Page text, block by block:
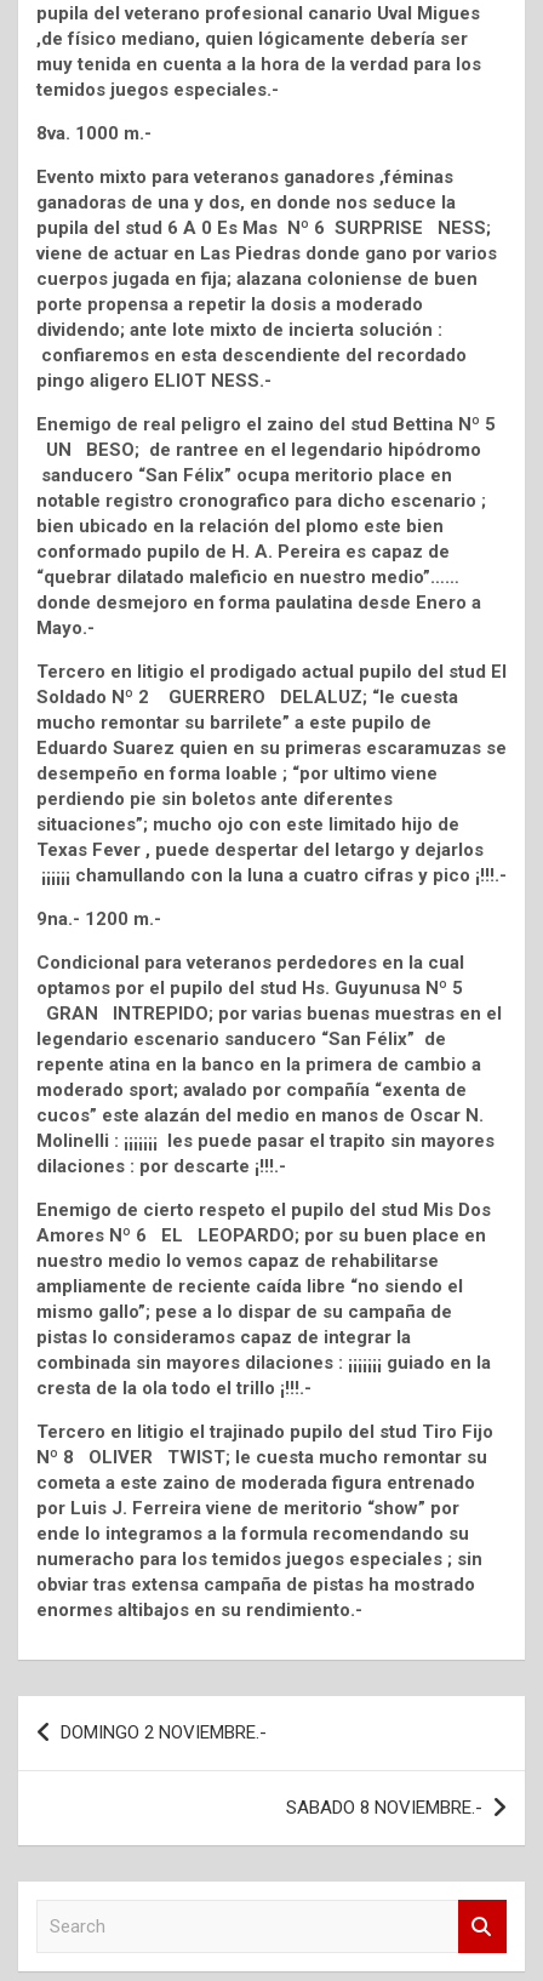
pupila del veterano profesional canario Uval Migues
,de físico mediano, quien lógicamente debería ser
muy tenida en cuenta a la hora de la verdad para los
temidos juegos especiales.-
8va. 1000 m.-
Evento mixto para veteranos ganadores ,féminas
ganadoras de una y dos, en donde nos seduce la
pupila del stud 6 A 0 Es Mas Nº 6 SURPRISE NESS;
viene de actuar en Las Piedras donde gano por varios
cuerpos jugada en fija; alazana coloniense de buen
porte propensa a repetir la dosis a moderado
dividendo; ante lote mixto de incierta solución :
confiaremos en esta descendiente del recordado
pingo aligero ELIOT NESS.-
Enemigo de real peligro el zaino del stud Bettina Nº 5
UN BESO; de rantree en el legendario hipódromo
sanducero “San Félix” ocupa meritorio place en
notable registro cronografico para dicho escenario ;
bien ubicado en la relación del plomo este bien
conformado pupilo de H. A. Pereira es capaz de
“quebrar dilatado maleficio en nuestro medio”……
donde desmejoro en forma paulatina desde Enero a
Mayo.-
Tercero en litigio el prodigado actual pupilo del stud El
Soldado Nº 2 GUERRERO DELALUZ; “le cuesta
mucho remontar su barrilete” a este pupilo de
Eduardo Suarez quien en su primeras escaramuzas se
desempeño en forma loable ; “por ultimo viene
perdiendo pie sin boletos ante diferentes
situaciones”; mucho ojo con este limitado hijo de
Texas Fever , puede despertar del letargo y dejarlos
¡¡¡¡¡¡ chamullando con la luna a cuatro cifras y pico ¡!!!.-
9na.- 1200 m.-
Condicional para veteranos perdedores en la cual
optamos por el pupilo del stud Hs. Guyunusa Nº 5
GRAN INTREPIDO; por varias buenas muestras en el
legendario escenario sanducero “San Félix” de
repente atina en la banco en la primera de cambio a
moderado sport; avalado por compañía “exenta de
cucos” este alazán del medio en manos de Oscar N.
Molinelli : ¡¡¡¡¡¡¡ les puede pasar el trapito sin mayores
dilaciones : por descarte ¡!!!.-
Enemigo de cierto respeto el pupilo del stud Mis Dos
Amores Nº 6 EL LEOPARDO; por su buen place en
nuestro medio lo vemos capaz de rehabilitarse
ampliamente de reciente caída libre “no siendo el
mismo gallo”; pese a lo dispar de su campaña de
pistas lo consideramos capaz de integrar la
combinada sin mayores dilaciones : ¡¡¡¡¡¡¡ guiado en la
cresta de la ola todo el trillo ¡!!!.-
Tercero en litigio el trajinado pupilo del stud Tiro Fijo
Nº 8 OLIVER TWIST; le cuesta mucho remontar su
cometa a este zaino de moderada figura entrenado
por Luis J. Ferreira viene de meritorio “show” por
ende lo integramos a la formula recomendando su
numeracho para los temidos juegos especiales ; sin
obviar tras extensa campaña de pistas ha mostrado
enormes altibajos en su rendimiento.-
Navegación
de
DOMINGO 2 NOVIEMBRE.-
SABADO 8 NOVIEMBRE.-